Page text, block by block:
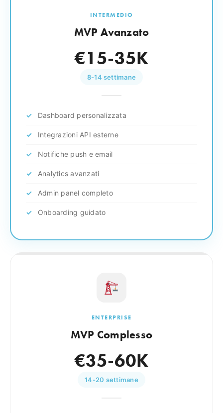
INTERMEDIO
MVP Avanzato
€15-35K
8-14 settimane
Dashboard personalizzata
Integrazioni API esterne
Notifiche push e email
Analytics avanzati
Admin panel completo
Onboarding guidato
ENTERPRISE
MVP Complesso
€35-60K
14-20 settimane